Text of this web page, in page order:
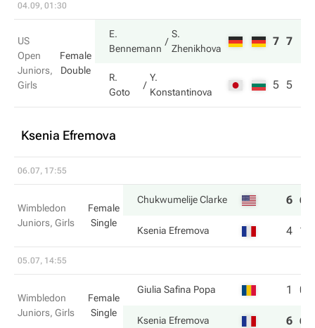
04.09, 01:30
US
Open
Juniors,
Girls
Female
Double
E.
Bennemann
S.
Zhenikhova
7 7
R.
Goto
Y.
Konstantinova
5 5
Ksenia Efremova
06.07, 17:55
Wimbledon
Juniors, Girls
Female
Single
Chukwumelije Clarke 6 6
Ksenia Efremova 4 1
05.07, 14:55
Wimbledon
Juniors, Girls
Female
Single
Giulia Safina Popa 1 0
Ksenia Efremova 6 6